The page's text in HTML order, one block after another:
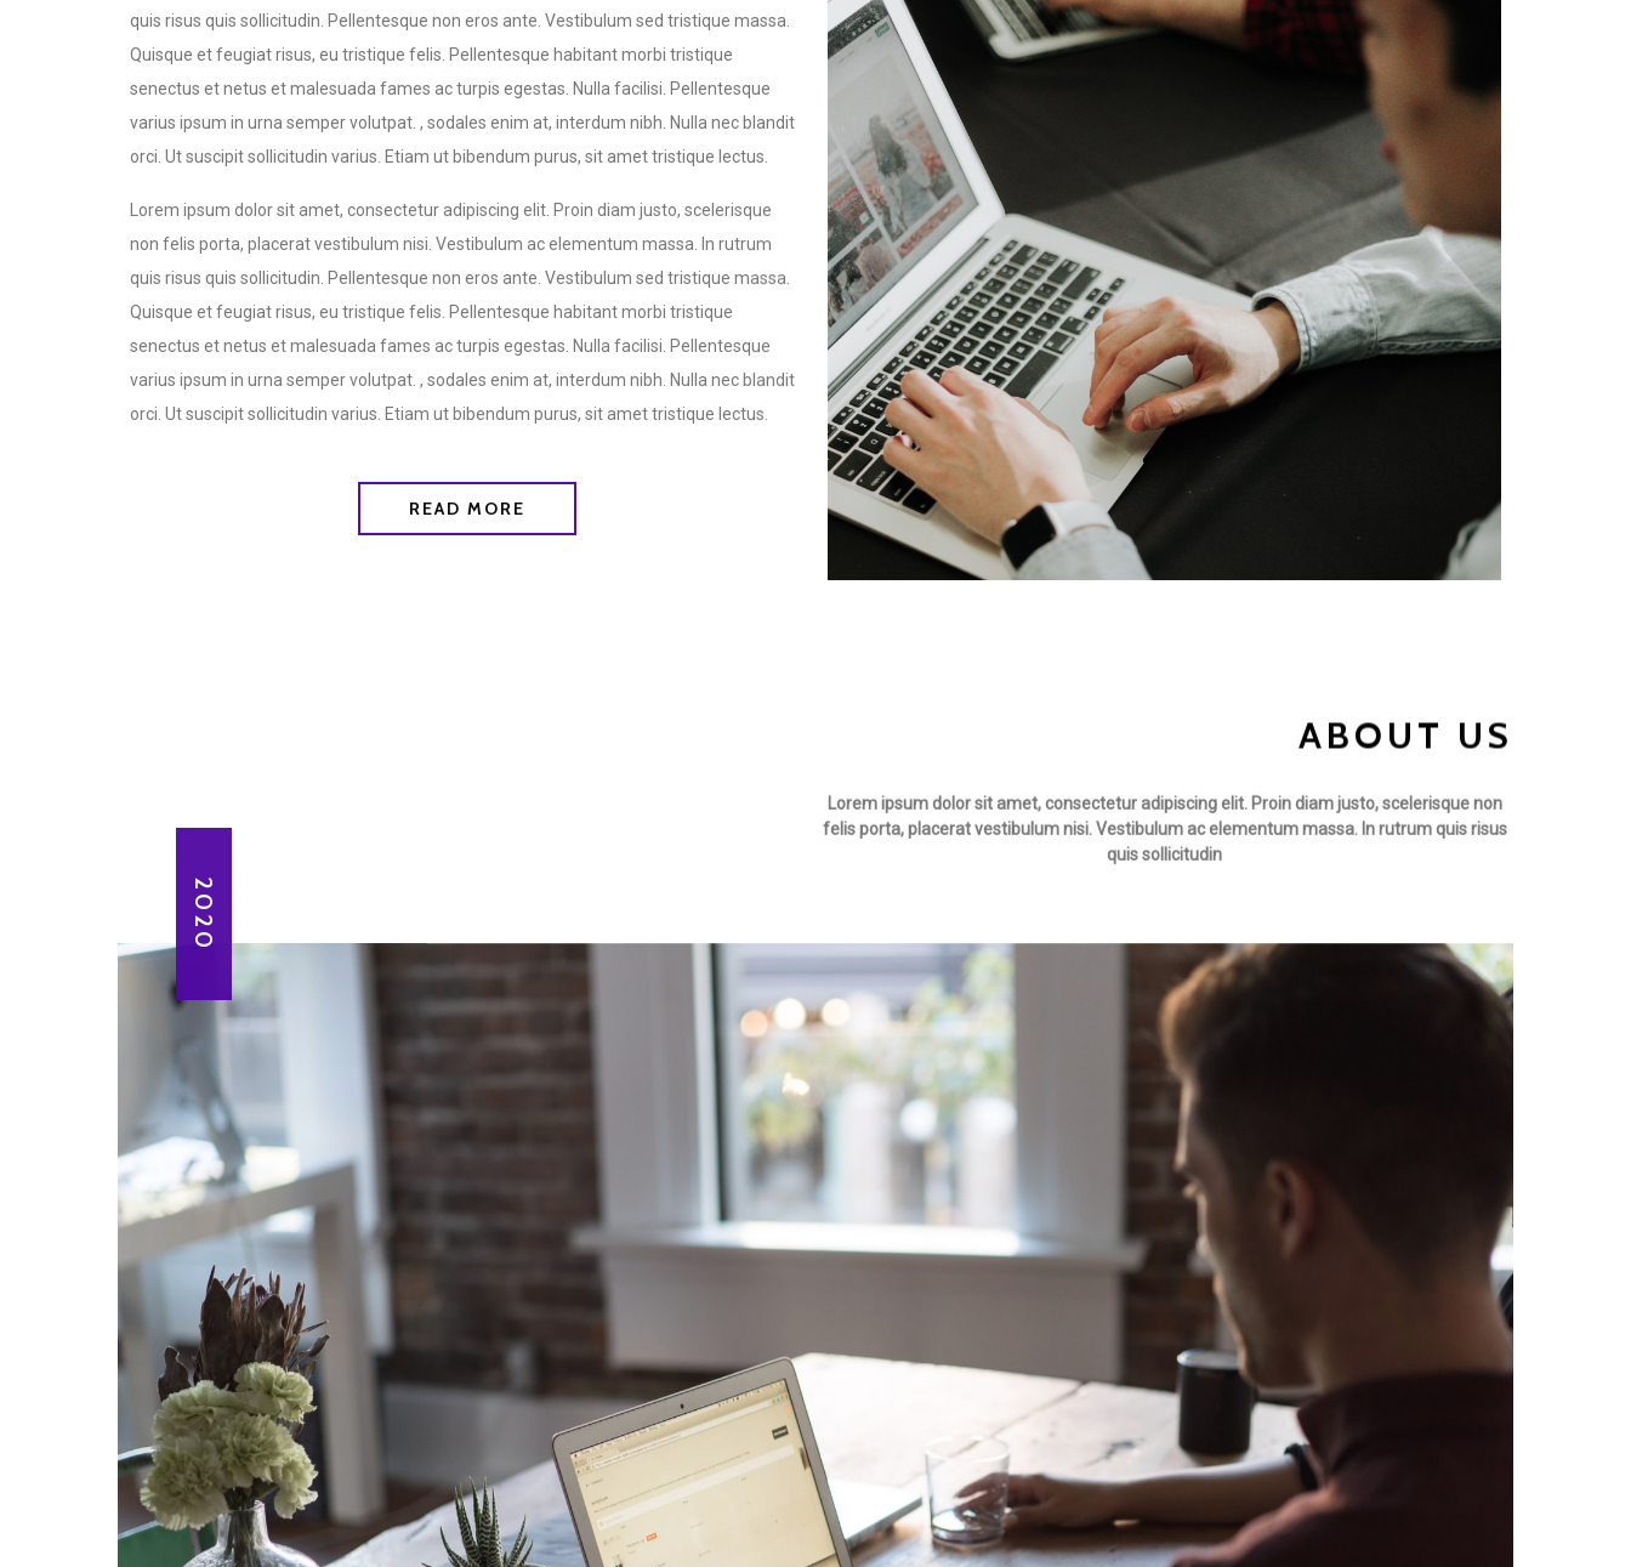
quis risus quis sollicitudin. Pellentesque non eros ante. Vestibulum sed tristique massa.
Quisque et feugiat risus, eu tristique felis. Pellentesque habitant morbi tristique
senectus et netus et malesuada fames ac turpis egestas. Nulla facilisi. Pellentesque
varius ipsum in urna semper volutpat. , sodales enim at, interdum nibh. Nulla nec blandit
orci. Ut suscipit sollicitudin varius. Etiam ut bibendum purus, sit amet tristique lectus.
Lorem ipsum dolor sit amet, consectetur adipiscing elit. Proin diam justo, scelerisque
non felis porta, placerat vestibulum nisi. Vestibulum ac elementum massa. In rutrum
quis risus quis sollicitudin. Pellentesque non eros ante. Vestibulum sed tristique massa.
Quisque et feugiat risus, eu tristique felis. Pellentesque habitant morbi tristique
senectus et netus et malesuada fames ac turpis egestas. Nulla facilisi. Pellentesque
varius ipsum in urna semper volutpat. , sodales enim at, interdum nibh. Nulla nec blandit
orci. Ut suscipit sollicitudin varius. Etiam ut bibendum purus, sit amet tristique lectus.
READ MORE
ABOUT US
Lorem ipsum dolor sit amet, consectetur adipiscing elit. Proin diam justo, scelerisque non
felis porta, placerat vestibulum nisi. Vestibulum ac elementum massa. In rutrum quis risus
quis sollicitudin
2020